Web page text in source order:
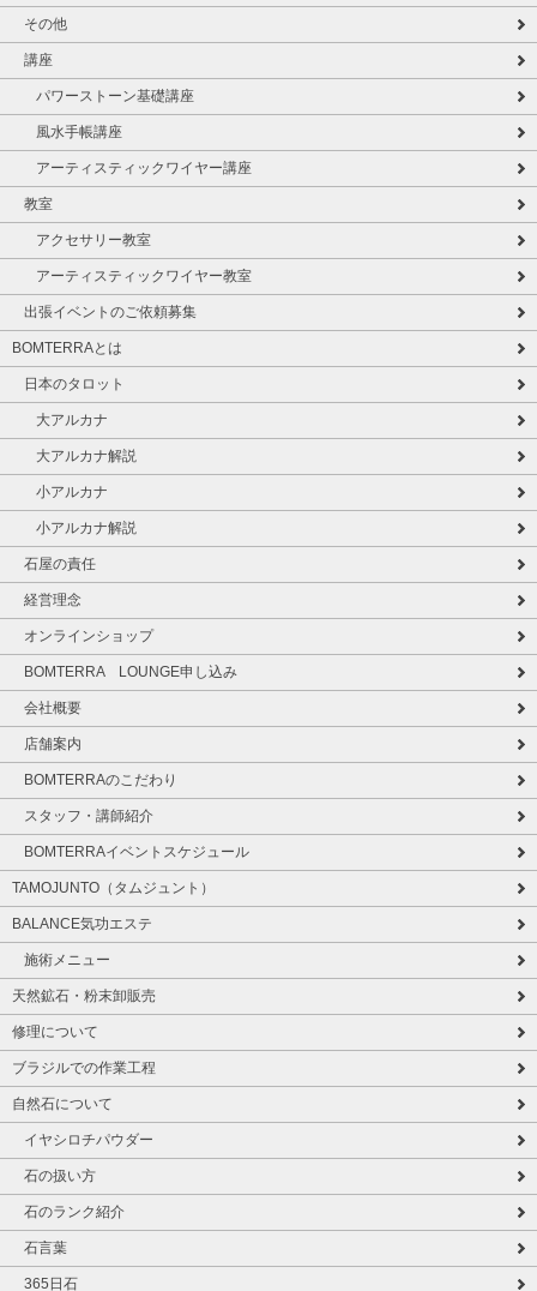
その他
講座
パワーストーン基礎講座
風水手帳講座
アーティスティックワイヤー講座
教室
アクセサリー教室
アーティスティックワイヤー教室
出張イベントのご依頼募集
BOMTERRAとは
日本のタロット
大アルカナ
大アルカナ解説
小アルカナ
小アルカナ解説
石屋の責任
経営理念
オンラインショップ
BOMTERRA LOUNGE申し込み
会社概要
店舗案内
BOMTERRAのこだわり
スタッフ・講師紹介
BOMTERRAイベントスケジュール
TAMOJUNTO（タムジュント）
BALANCE気功エステ
施術メニュー
天然鉱石・粉末卸販売
修理について
ブラジルでの作業工程
自然石について
イヤシロチパウダー
石の扱い方
石のランク紹介
石言葉
365日石